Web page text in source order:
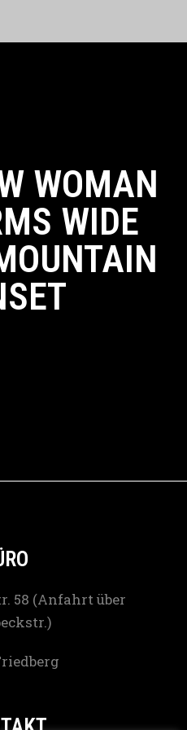
WOMAN
WIDE
58 (Anfahrt über